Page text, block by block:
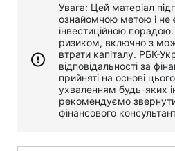
Увага: Цей матеріал
ознайомчою метою і не
інвестиційною порадою.
ризиком, включно з
втрати капіталу. РБК-
відповідальності за
прийняті на основі
ухваленням будь-яких
рекомендуємо
фінансового